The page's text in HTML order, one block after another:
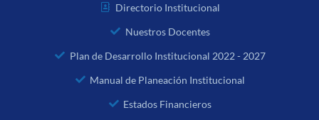
Directorio Institucional
Nuestros Docentes
Plan de Desarrollo Institucional 2022 - 2027
Manual de Planeación Institucional
Estados Financieros